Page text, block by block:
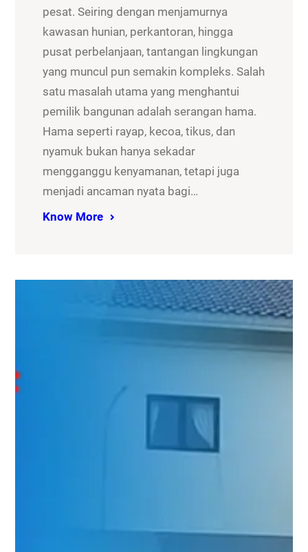
pesat. Seiring dengan menjamurnya
kawasan hunian, perkantoran, hingga
pusat perbelanjaan, tantangan lingkungan
yang muncul pun semakin kompleks. Salah
satu masalah utama yang menghantui
pemilik bangunan adalah serangan hama.
Hama seperti rayap, kecoa, tikus, dan
nyamuk bukan hanya sekadar
mengganggu kenyamanan, tetapi juga
menjadi ancaman nyata bagi…
Know More